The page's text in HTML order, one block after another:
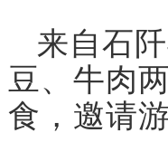
来自石
豆、牛肉
食，邀请